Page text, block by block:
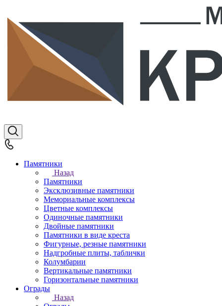
Памятники
Назад
Памятники
Эксклюзивные памятники
Мемориальные комплексы
Цветные комплексы
Одиночные памятники
Двойные памятники
Памятники в виде креста
Фигурные, резные памятники
Надгробные плиты, таблички
Колумбарии
Вертикальные памятники
Горизонтальные памятники
Ограды
Назад